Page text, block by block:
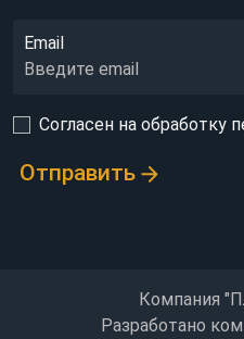
Email
Согласен на обработку
Отправить
Компания
Разработано